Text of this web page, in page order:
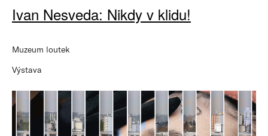
Ivan Nesveda: Nikdy v klidu!
Muzeum loutek
Výstava